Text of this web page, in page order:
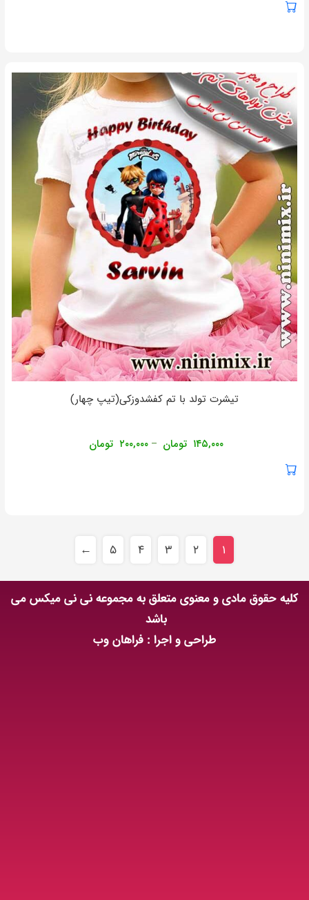
تیشرت تولد با تم کفشدوزکی(تیپ چهار)
۱۴۵,۰۰۰ تومان – ۲۰۰,۰۰۰ تومان
۱ ۲ ۳ ۴ ۵ ←
کلیه حقوق مادی و معنوی متعلق به مجموعه نی نی میکس می
باشد
طراحی و اجرا : فراهان وب